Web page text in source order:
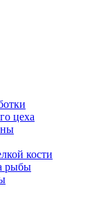
цеха
кости
рыбы